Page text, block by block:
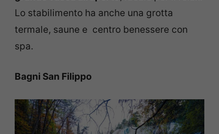
Lo stabilimento ha anche una grotta
termale, saune e centro benessere con
spa.
Bagni San Filippo